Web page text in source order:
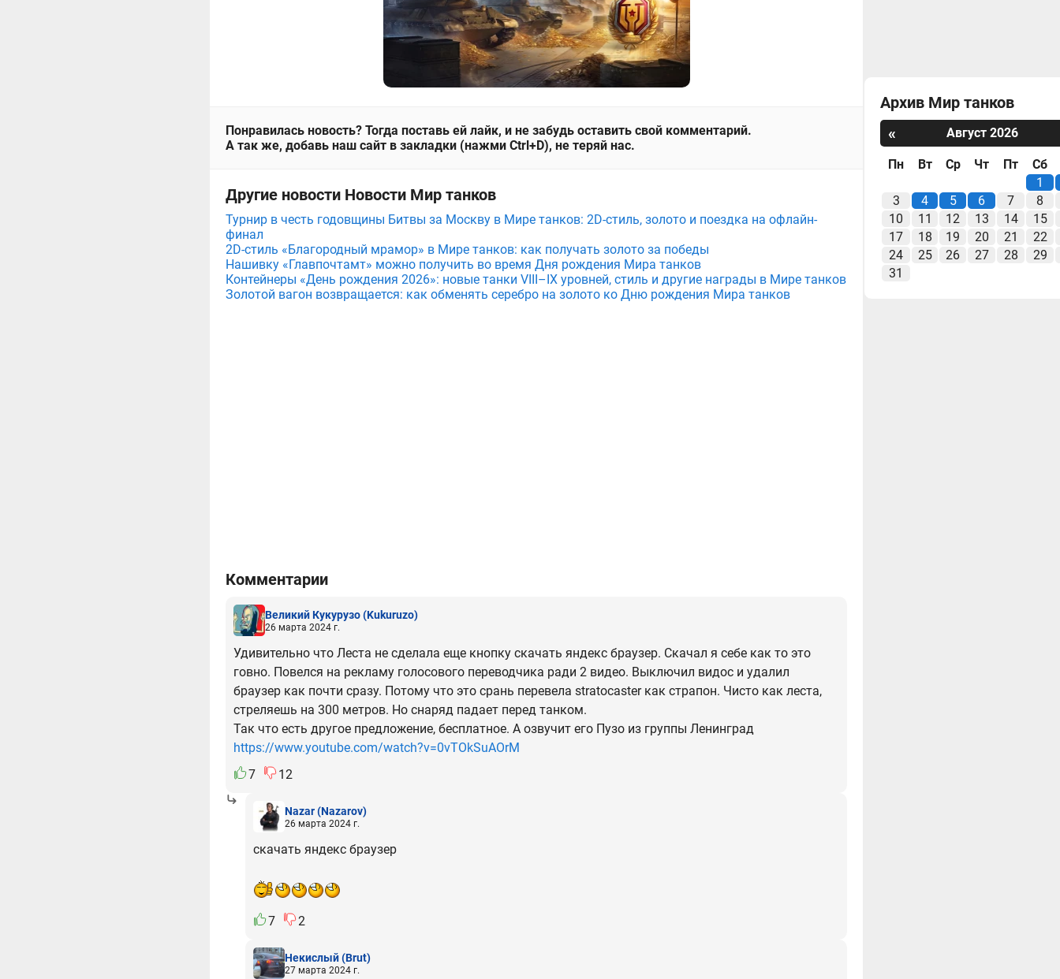
Понравилась новость? Тогда поставь ей лайк, и не забудь оставить свой комментарий.
А так же, добавь наш сайт в закладки (нажми Ctrl+D), не теряй нас.
Другие новости Новости Мир танков
Турнир в честь годовщины Битвы за Москву в Мире танков: 2D-стиль, золото и поездка на офлайн-
финал
2D-стиль «Благородный мрамор» в Мире танков: как получать золото за победы
Нашивку «Главпочтамт» можно получить во время Дня рождения Мира танков
Контейнеры «День рождения 2026»: новые танки VIII–IX уровней, стиль и другие награды в Мире танков
Золотой вагон возвращается: как обменять серебро на золото ко Дню рождения Мира танков
Комментарии
Великий Кукурузо(Kukuruzo)
26 марта 2024 г.
Удивительно что Леста не сделала еще кнопку скачать яндекс браузер. Скачал я себе как то это
говно. Повелся на рекламу голосового переводчика ради 2 видео. Выключил видос и удалил
браузер как почти сразу. Потому что это срань перевела stratocaster как страпон. Чисто как леста,
стреляешь на 300 метров. Но снаряд падает перед танком.
Так что есть другое предложение, бесплатное. А озвучит его Пузо из группы Ленинград
https://www.youtube.com/watch?v=0vTOkSuAOrM
7
12
Nazar(Nazarov)
26 марта 2024 г.
скачать яндекс браузер
7 2
Некислый(Brut)
27 марта 2024 г.
Архив Мир танков
«
Август 2026
Пн Вт Ср Чт Пт
Сб
1
3
4 5 6 7
8
10
11 12 13 14
15
17
18 19 20 21
22
24
25 26 27 28
29
31